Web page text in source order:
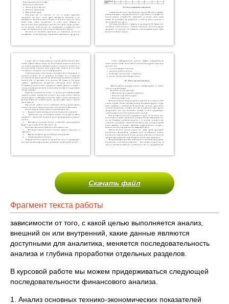
Скачать файл
Фрагмент текста работы
зависимости от того, с какой целью выполняется анализ,
внешний он или внутренний, какие данные являются
доступными для аналитика, меняется последовательность
анализа и глубина проработки отдельных разделов.
В курсовой работе мы можем придерживаться следующей
последовательности финансового анализа.
1. Анализ основных технико-экономических показателей